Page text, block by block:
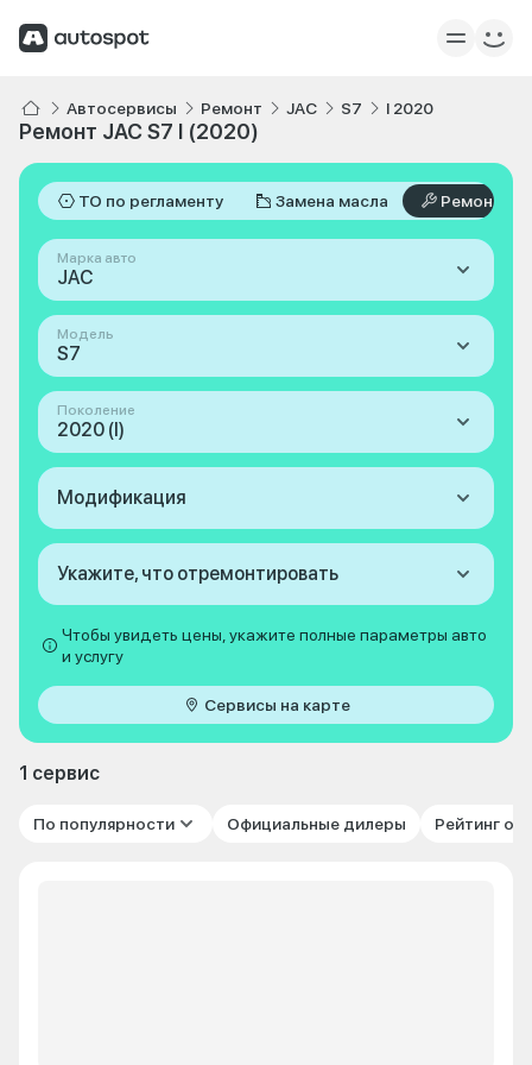
Автосервисы Ремонт JAC S7 I 2020
Ремонт JAC S7 I (2020)
ТО по регламенту Замена масла Ремонт
Марка авто
JAC
Модель
S7
Поколение
2020 (I)
Модификация
Укажите, что отремонтировать
Чтобы увидеть цены, укажите полные параметры авто
и услугу
Сервисы на карте
1 сервис
По популярности Официальные дилеры Рейтинг